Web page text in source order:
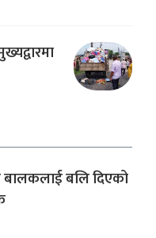
बालकलाई बलि दिएको